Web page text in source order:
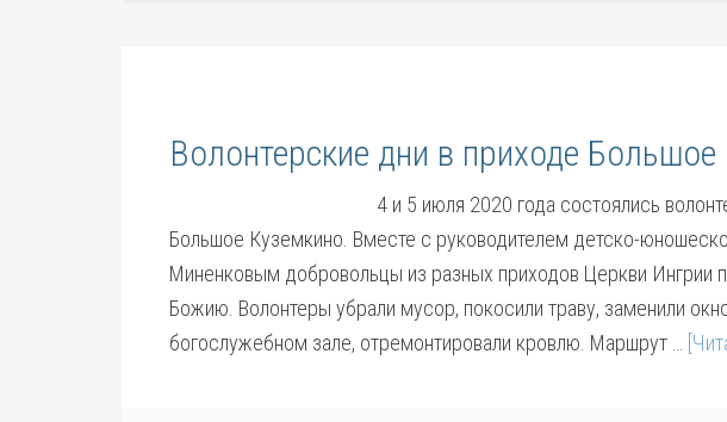
Волонтерские дни в приходе
4 и 5 июля 2020 года состоялись
Большое Куземкино. Вместе с руководителем детско-
Миненковым добровольцы из разных приходов Церкви Ингрии
Божию. Волонтеры убрали мусор, покосили траву, заменили
богослужебном зале, отремонтировали кровлю. Маршрут …